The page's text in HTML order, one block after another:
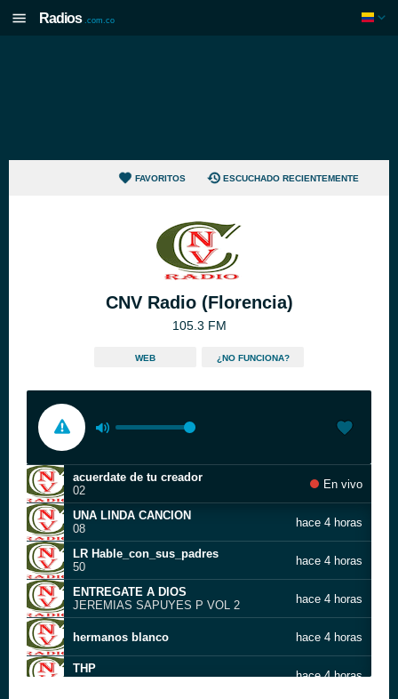
Radios .com.co
FAVORITOS ESCUCHADO RECIENTEMENTE
CNV Radio (Florencia)
105.3 FM
WEB ¿NO FUNCIONA?
acuerdate de tu creador
02
En vivo
UNA LINDA CANCION
08
hace 4 horas
LR Hable_con_sus_padres
50
hace 4 horas
ENTREGATE A DIOS
JEREMIAS SAPUYES P VOL 2
hace 4 horas
hermanos blanco hace 4 horas
THP
hace 4 horas